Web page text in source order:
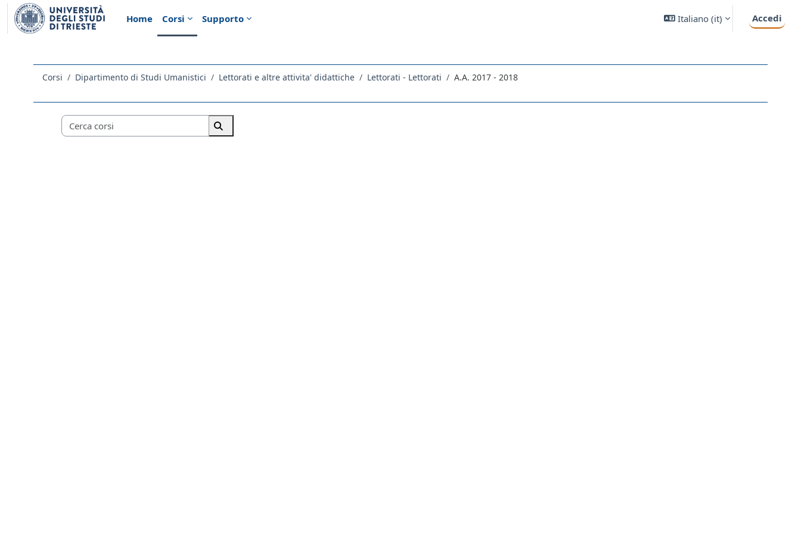
Vai al contenuto principale
Home
Corsi Supporto Italiano ‎(it)‎ Accedi
Corsi Dipartimento di Studi Umanistici Lettorati e altre attivita' didattiche Lettorati - Lettorati A.A. 2017 - 2018
Categorie di corso
Cerca corsi
Cerca corsi